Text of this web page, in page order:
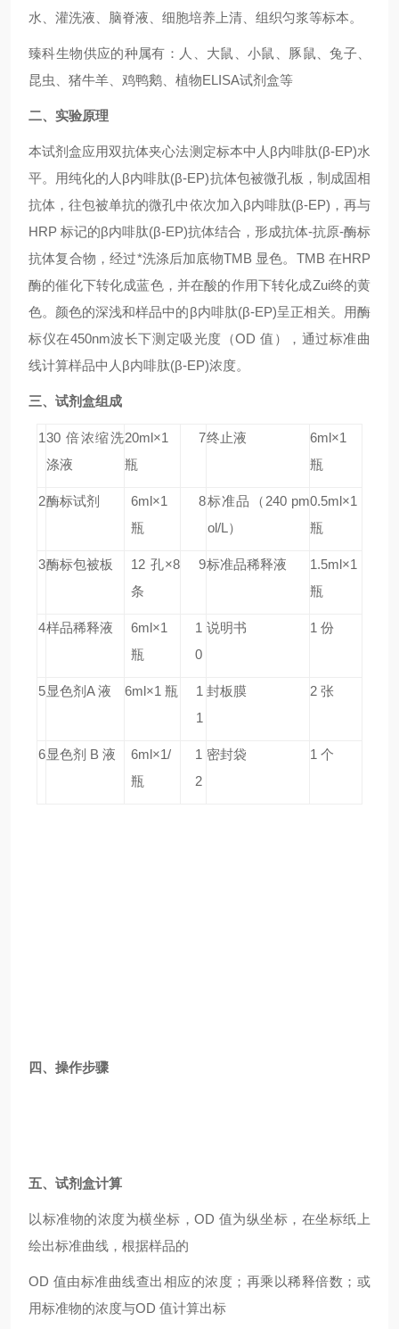
水、灌洗液、脑脊液、细胞培养上清、组织匀浆等标本。
臻科生物供应的种属有：人、大鼠、小鼠、豚鼠、兔子、
昆虫、猪牛羊、鸡鸭鹅、植物ELISA试剂盒等
二、实验原理
本试剂盒应用双抗体夹心法测定标本中人β内啡肽(β-EP)水
平。用纯化的人β内啡肽(β-EP)抗体包被微孔板，制成固相
抗体，往包被单抗的微孔中依次加入β内啡肽(β-EP)，再与
HRP 标记的β内啡肽(β-EP)抗体结合，形成抗体-抗原-酶标
抗体复合物，经过*洗涤后加底物TMB 显色。TMB 在HRP
酶的催化下转化成蓝色，并在酸的作用下转化成Zui终的黄
色。颜色的深浅和样品中的β内啡肽(β-EP)呈正相关。用酶
标仪在450nm波长下测定吸光度（OD 值），通过标准曲
线计算样品中人β内啡肽(β-EP)浓度。
三、试剂盒组成
130 倍浓缩洗
涤液
20ml×1
瓶
7终止液
6ml×1
瓶
2酶标试剂
6ml×1
瓶
8标准品
（240 pm
ol/L）
0.5ml×1
瓶
3酶标包被板
12 孔×8
条
9标准品稀释液
1.5ml×1
瓶
4样品稀释液
6ml×1
瓶
1
0
说明书 1 份
5显色剂A 液 6ml×1 瓶
1
1
封板膜 2 张
6显色剂 B 液
6ml×1/
瓶
1
2
密封袋 1 个
四、操作步骤
五、试剂盒计算
以标准物的浓度为横坐标，OD 值为纵坐标，在坐标纸上
绘出标准曲线，根据样品的
OD 值由标准曲线查出相应的浓度；再乘以稀释倍数；或
用标准物的浓度与OD 值计算出标